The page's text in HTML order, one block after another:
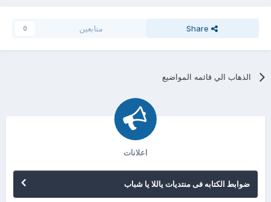
Share متابعين 0
الذهاب الي قائمه المواضيع
اعلانات
ضوابط الكتابه فى منتديات ياللا يا شباب